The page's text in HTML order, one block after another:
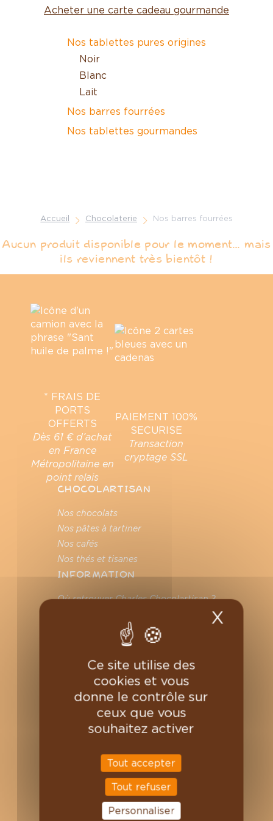
Nos tablettes pures origines
Noir
Blanc
Lait
Nos barres fourrées
Nos tablettes gourmandes
Acheter une carte cadeau gourmande
Accueil Chocolaterie Nos barres fourrées
Aucun produit disponible pour le moment… mais
ils reviennent très bientôt !
* FRAIS DE
PORTS
OFFERTS
Dès 61 € d’achat
en France
Métropolitaine en
point relais
PAIEMENT 100%
SECURISE
Transaction
cryptage SSL
CHOCOLARTISAN
Nos chocolats
Nos pâtes à tartiner
Nos cafés
Nos thés et tisanes
INFORMATION
Où retrouver Charles Chocolartisan ?
Nous contacter
On recrute
VOTRE COMPTE
Informations personnelles
Commandes
Bons de réduction
Mes alertes
Ce site utilise des
cookies et vous
donne le contrôle sur
ceux que vous
souhaitez activer
Tout accepter
Tout refuser
Personnaliser
X